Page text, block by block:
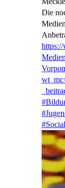
Die
#
#
#